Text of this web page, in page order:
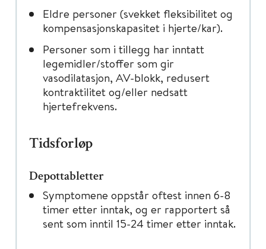
Eldre personer (svekket fleksibilitet og
kompensasjonskapasitet i hjerte/kar).
Personer som i tillegg har inntatt
legemidler/stoffer som gir
vasodilatasjon, AV-blokk, redusert
kontraktilitet og/eller nedsatt
hjertefrekvens.
Tidsforløp
Depottabletter
Symptomene oppstår oftest innen 6-8
timer etter inntak, og er rapportert så
sent som inntil 15-24 timer etter inntak.